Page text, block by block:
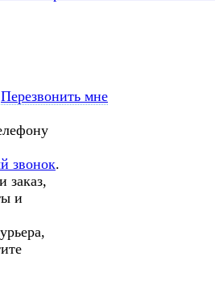
Перезвонить мне
звонок.
заказ,
и